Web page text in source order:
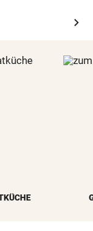
chevron_right